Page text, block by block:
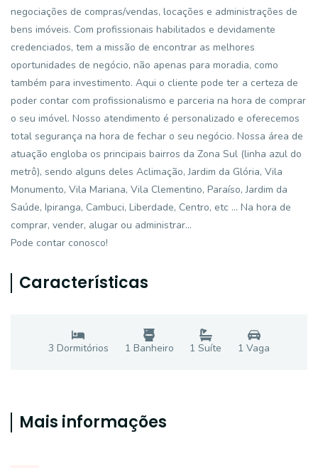
negociações de compras/vendas, locações e administrações de
bens imóveis. Com profissionais habilitados e devidamente
credenciados, tem a missão de encontrar as melhores
oportunidades de negócio, não apenas para moradia, como
também para investimento. Aqui o cliente pode ter a certeza de
poder contar com profissionalismo e parceria na hora de comprar
o seu imóvel. Nosso atendimento é personalizado e oferecemos
total segurança na hora de fechar o seu negócio. Nossa área de
atuação engloba os principais bairros da Zona Sul (linha azul do
metrô), sendo alguns deles Aclimação, Jardim da Glória, Vila
Monumento, Vila Mariana, Vila Clementino, Paraíso, Jardim da
Saúde, Ipiranga, Cambuci, Liberdade, Centro, etc ... Na hora de
comprar, vender, alugar ou administrar...
Pode contar conosco!
Características
3 Dormitórios 1 Banheiro 1 Suíte 1 Vaga
Mais informações